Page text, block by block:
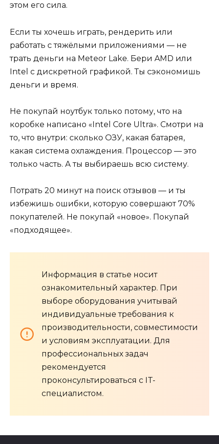
этом его сила.
Если ты хочешь играть, рендерить или
работать с тяжёлыми приложениями — не
трать деньги на Meteor Lake. Бери AMD или
Intel с дискретной графикой. Ты сэкономишь
деньги и время.
Не покупай ноутбук только потому, что на
коробке написано «Intel Core Ultra». Смотри на
то, что внутри: сколько ОЗУ, какая батарея,
какая система охлаждения. Процессор — это
только часть. А ты выбираешь всю систему.
Потрать 20 минут на поиск отзывов — и ты
избежишь ошибки, которую совершают 70%
покупателей. Не покупай «новое». Покупай
«подходящее».
Информация в статье носит
ознакомительный характер. При
выборе оборудования учитывай
индивидуальные требования к
производительности, совместимости
и условиям эксплуатации. Для
профессиональных задач
рекомендуется
проконсультироваться с IT-
специалистом.